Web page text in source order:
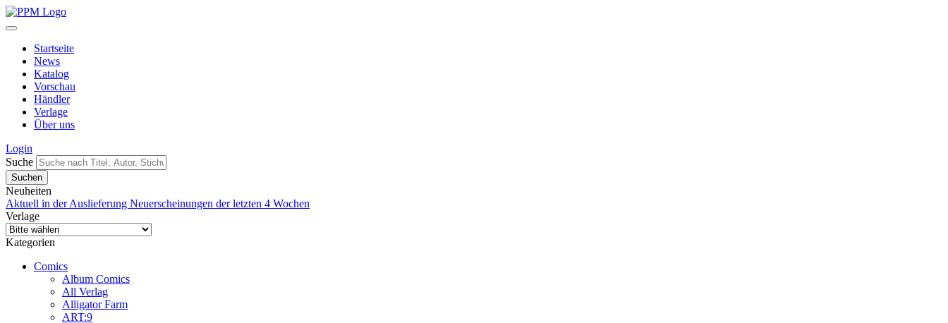
Startseite
News
Katalog
Vorschau
Händler
Verlage
Über uns
Login
Suche
Neuheiten
Aktuell in der Auslieferung Neuerscheinungen der letzten 4 Wochen
Verlage
Kategorien
Comics
Album Comics
All Verlag
Alligator Farm
ART:9